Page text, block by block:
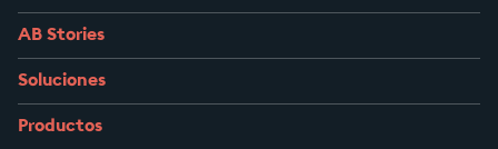
AB Stories
Soluciones
Productos